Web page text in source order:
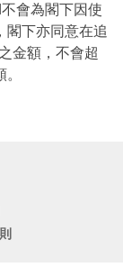
會為閣下因使
閣下亦同意在追
金額，不會超